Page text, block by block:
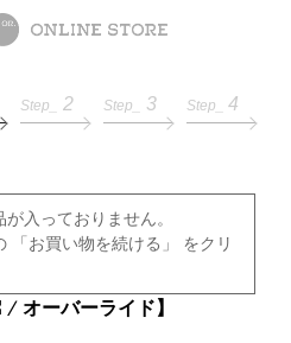
Step_ 2 Step_ 3 Step_ 4
入っておりません。
「お買い物を続ける」 をクリ
オーバーライド】